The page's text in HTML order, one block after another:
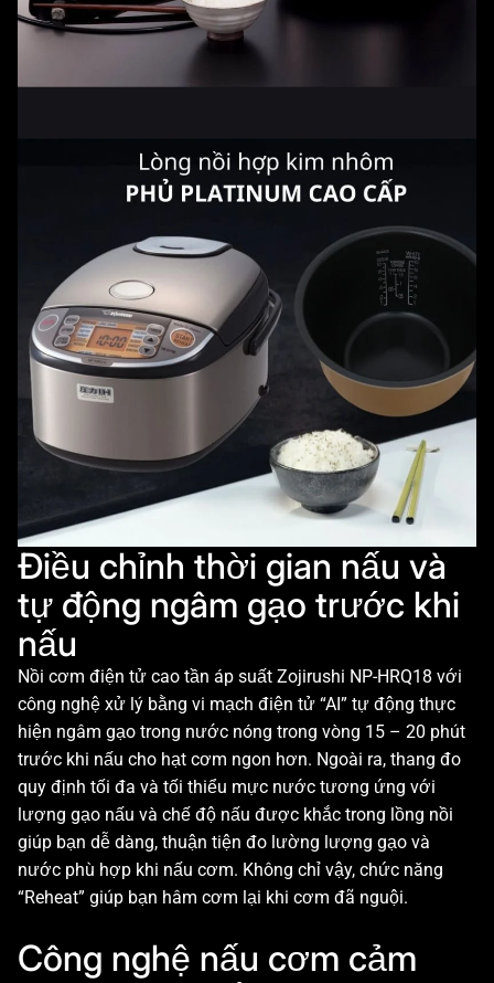
Điều chỉnh thời gian nấu và
tự động ngâm gạo trước khi
nấu
Nồi cơm điện tử cao tần áp suất Zojirushi NP-HRQ18 với
công nghệ xử lý bằng vi mạch điện tử “AI” tự động thực
hiện ngâm gạo trong nước nóng trong vòng 15 – 20 phút
trước khi nấu cho hạt cơm ngon hơn. Ngoài ra, thang đo
quy định tối đa và tối thiểu mực nước tương ứng với
lượng gạo nấu và chế độ nấu được khắc trong lồng nồi
giúp bạn dễ dàng, thuận tiện đo lường lượng gạo và
nước phù hợp khi nấu cơm. Không chỉ vậy, chức năng
“Reheat” giúp bạn hâm cơm lại khi cơm đã nguội.
Công nghệ nấu cơm cảm